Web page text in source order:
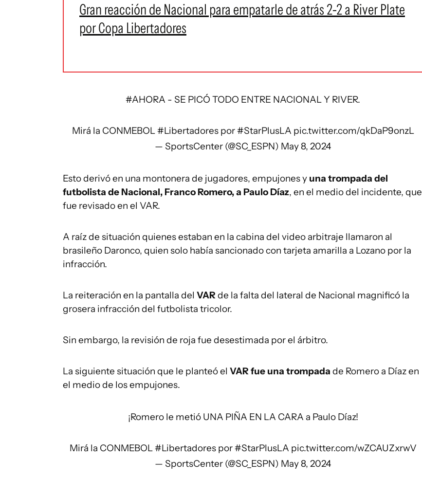
Gran reacción de Nacional para empatarle de atrás 2-2 a River Plate
por Copa Libertadores
#AHORA - SE PICÓ TODO ENTRE NACIONAL Y RIVER.
Mirá la CONMEBOL#Libertadorespor#StarPlusLA pic.twitter.com/qkDaP9onzL
— SportsCenter (@SC_ESPN) May 8, 2024
Esto derivó en una montonera de jugadores, empujones y una trompada del
futbolista de Nacional, Franco Romero, a Paulo Díaz, en el medio del incidente, que
fue revisado en el VAR.
A raíz de situación quienes estaban en la cabina del video arbitraje llamaron al
brasileño Daronco, quien solo había sancionado con tarjeta amarilla a Lozano por la
infracción.
La reiteración en la pantalla del VARde la falta del lateral de Nacional magnificó la
grosera infracción del futbolista tricolor.
Sin embargo, la revisión de roja fue desestimada por el árbitro.
La siguiente situación que le planteó el VAR fue una trompada de Romero a Díaz en
el medio de los empujones.
¡Romero le metió UNA PIÑA EN LA CARA a Paulo Díaz!
Mirá la CONMEBOL#Libertadorespor#StarPlusLA pic.twitter.com/wZCAUZxrwV
— SportsCenter (@SC_ESPN) May 8, 2024